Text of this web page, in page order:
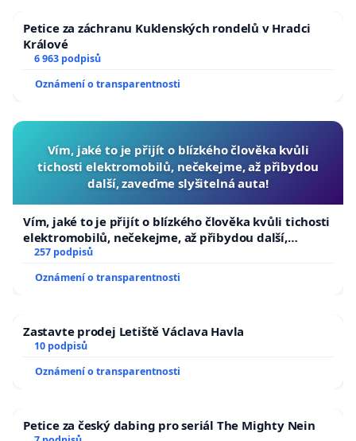
Petice za záchranu Kuklenských rondelů v Hradci
Králové
6 963 podpisů
Oznámení o transparentnosti
Vím, jaké to je přijít o blízkého člověka kvůli
tichosti elektromobilů, nečekejme, až přibydou
další, zaveďme slyšitelná auta!
Vím, jaké to je přijít o blízkého člověka kvůli tichosti
elektromobilů, nečekejme, až přibydou další,
zaveďme slyšitelná auta!
257 podpisů
Oznámení o transparentnosti
Zastavte prodej Letiště Václava Havla
10 podpisů
Oznámení o transparentnosti
Petice za český dabing pro seriál The Mighty Nein